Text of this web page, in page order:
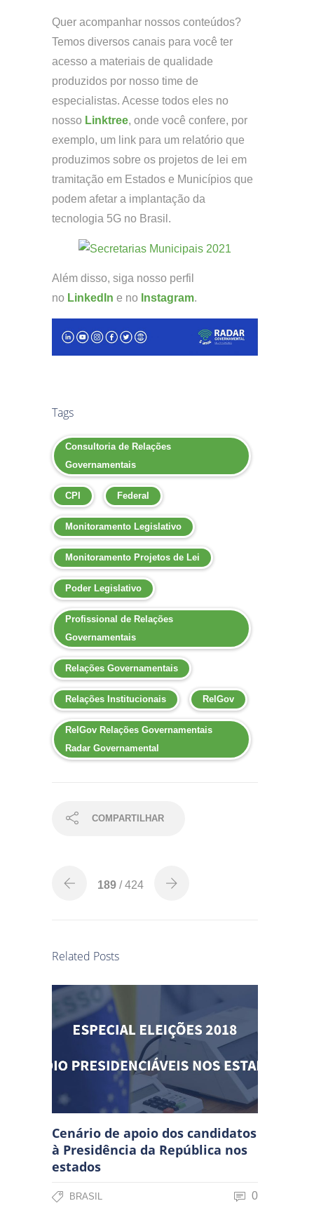
Quer acompanhar nossos conteúdos?
Temos diversos canais para você ter
acesso a materiais de qualidade
produzidos por nosso time de
especialistas. Acesse todos eles no
nosso Linktree, onde você confere, por
exemplo, um link para um relatório que
produzimos sobre os projetos de lei em
tramitação em Estados e Municípios que
podem afetar a implantação da
tecnologia 5G no Brasil.
Além disso, siga nosso perfil
no LinkedIn e no Instagram.
Tags
Consultoria de Relações
Governamentais
CPI Federal
Monitoramento Legislativo
Monitoramento Projetos de Lei
Poder Legislativo
Profissional de Relações
Governamentais
Relações Governamentais
Relações Institucionais RelGov
RelGov Relações Governamentais
Radar Governamental
COMPARTILHAR
189 / 424
Related Posts
Cenário de apoio dos candidatos
à Presidência da República nos
estados
BRASIL 0